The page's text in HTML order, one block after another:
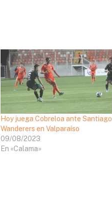
Hoy juega Cobreloa ante Santiago
Wanderers en Valparaíso
09/08/2023
En «Calama»